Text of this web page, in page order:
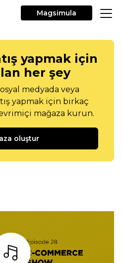
Magsimula
yapmak için
her şey
medyada veya
yapmak için birkaç
mağaza kurun.
oluştur